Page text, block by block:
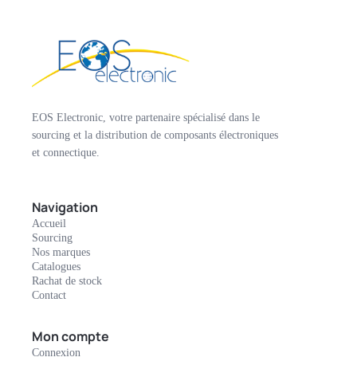
EOS Electronic, votre partenaire spécialisé dans le
sourcing et la distribution de composants électroniques
et connectique.
Navigation
Accueil
Sourcing
Nos marques
Catalogues
Rachat de stock
Contact
Mon compte
Connexion